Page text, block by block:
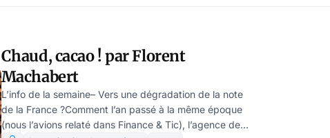
Chaud, cacao ! par Florent
Machabert
L’info de la semaine– Vers une dégradation de la note
de la France ?Comment l’an passé à la même époque
(nous l’avions relaté dans Finance & Tic), l’agence de